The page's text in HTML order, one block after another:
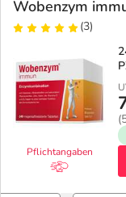
Wobenzym
(3)
Pflichtangaben